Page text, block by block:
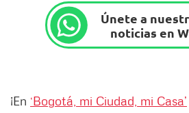
Únete a
noticias en
¡En ‘Bogotá, mi Ciudad, mi Casa’